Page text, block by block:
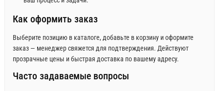
Как оформить заказ
Выберите позицию в каталоге, добавьте в корзину и оформите
заказ — менеджер свяжется для подтверждения. Действуют
прозрачные цены и быстрая доставка по вашему адресу.
Часто задаваемые вопросы